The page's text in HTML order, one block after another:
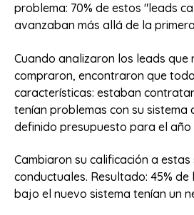
problema: 70% de estos "leads
avanzaban más allá de la
Cuando analizaron los leads que
compraron, encontraron que
características: estaban
tenían problemas con su sistema
definido presupuesto para el año
Cambiaron su calificación a estas
conductuales. Resultado: 45%
bajo el nuevo sistema tenían un